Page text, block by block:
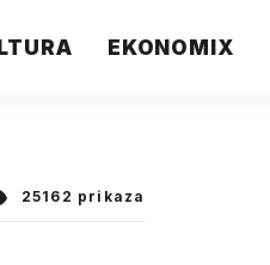
EKONOMIX
25162 prikaza